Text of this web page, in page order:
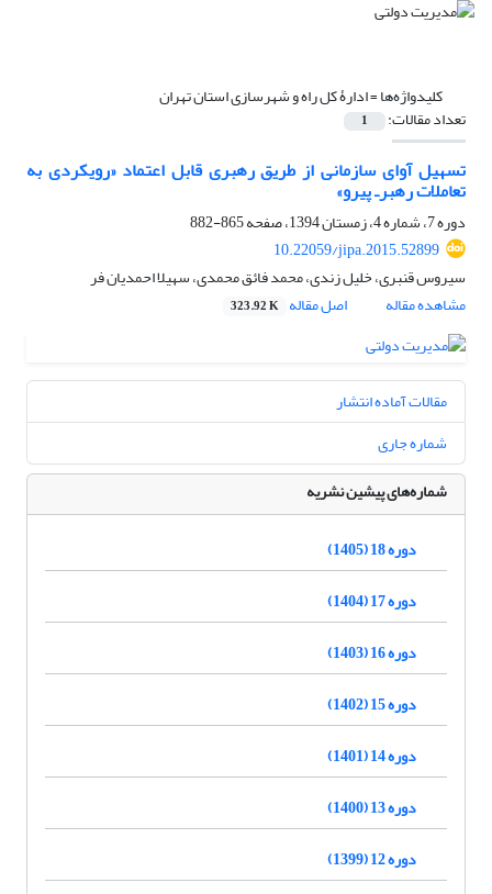
کلیدواژه‌ها =ادارۀ کل راه و شهرسازی استان تهران
تعداد مقالات: 1
تسهیل آوای سازمانی از طریق رهبری قابل اعتماد «رویکردی به
تعاملات رهبرـ پیرو»
دوره 7، شماره 4، زمستان 1394، صفحه
865-882
10.22059/jipa.2015.52899
سیروس قنبری، خلیل زندی، محمد فائق محمدی، سهیلا احمدیان فر
مشاهده مقاله
اصل مقاله 323.92 K
مقالات آماده انتشار
شماره جاری
شماره‌های پیشین نشریه
دوره 18 (1405)
دوره 17 (1404)
دوره 16 (1403)
دوره 15 (1402)
دوره 14 (1401)
دوره 13 (1400)
دوره 12 (1399)